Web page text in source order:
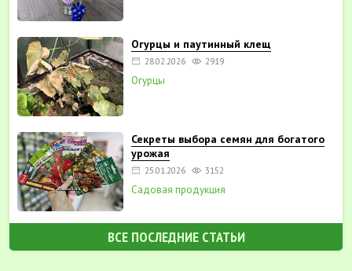
Огурцы и паутинный клещ
28.02.2026 2919
Огурцы
Секреты выбора семян для богатого
урожая
25.01.2026 3152
Садовая продукция
ВСЕ ПОСЛЕДНИЕ СТАТЬИ